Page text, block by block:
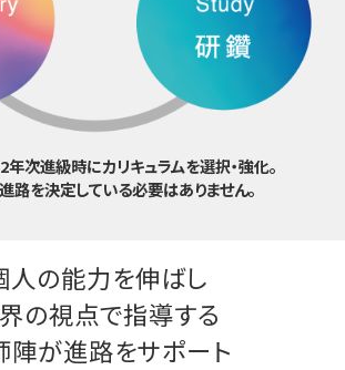
次進級時にカリキュラムを選択・強化。
路を決定している必要はありません。
人の能力を伸ばし
の視点で指導する
陣が進路をサポート